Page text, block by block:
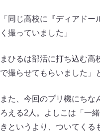
「同じ高校に『ディアド
く撮っていました」
まひるは部活に打ち込む高
で撮らせてもらいました」
また、今回のプリ機にち
ろえる2人。よしこは「一
きというより、ついてくる